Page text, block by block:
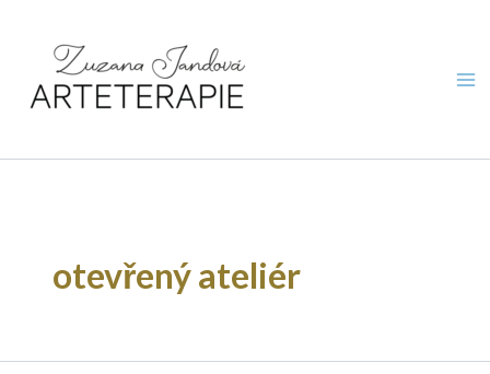
otevřený ateliér